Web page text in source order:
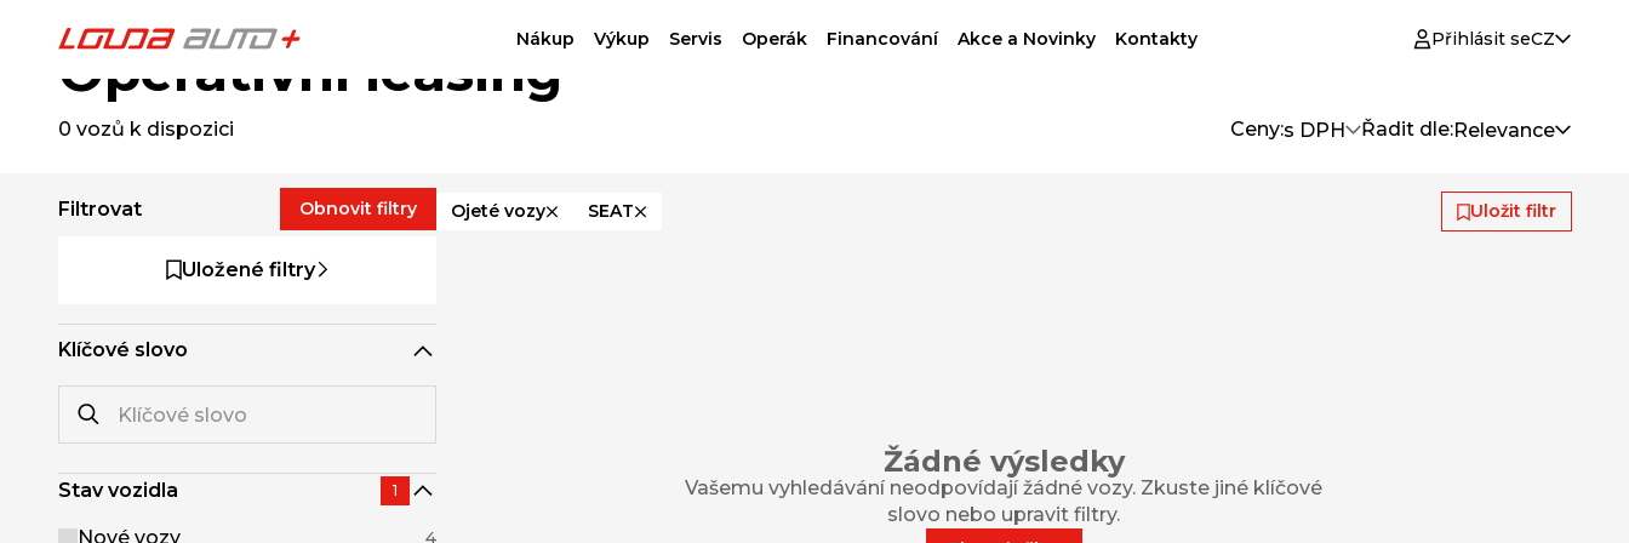
Nákup Výkup Servis Operák Financování Akce a Novinky Kontakty Přihlásit seCZ
Operativní leasing
0 vozů k dispozici Ceny:s DPH Řadit dle:Relevance
Filtrovat Obnovit filtry
Uložené filtry
Klíčové slovo
Stav vozidla 1
Nové vozy 4
Ojeté vozy SEAT Uložit filtr
Žádné výsledky
Vašemu vyhledávání neodpovídají žádné vozy. Zkuste jiné klíčové
slovo nebo upravit filtry.